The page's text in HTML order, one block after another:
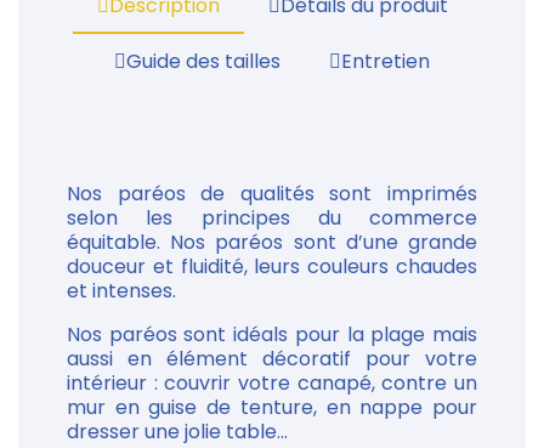
Description
Détails du produit
Guide des tailles
Entretien
Nos paréos de qualités sont imprimés
selon les principes du commerce
équitable. Nos paréos sont d’une grande
douceur et fluidité, leurs couleurs chaudes
et intenses.
Nos paréos sont idéals pour la plage mais
aussi en élément décoratif pour votre
intérieur : couvrir votre canapé, contre un
mur en guise de tenture, en nappe pour
dresser une jolie table...